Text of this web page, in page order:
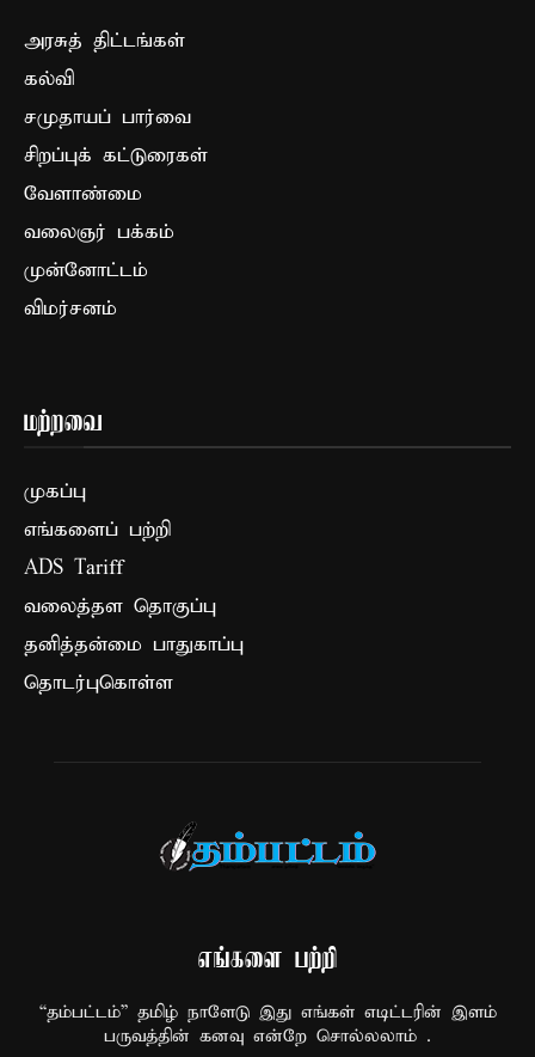
அரசுத் திட்டங்கள்
கல்வி
சமுதாயப் பார்வை
சிறப்புக் கட்டுரைகள்
வேளாண்மை
வலைஞர் பக்கம்
முன்னோட்டம்
விமர்சனம்
மற்றவை
முகப்பு
எங்களைப் பற்றி
ADS Tariff
வலைத்தள தொகுப்பு
தனித்தன்மை பாதுகாப்பு
தொடர்புகொள்ள
எங்களை பற்றி
“தம்பட்டம்” தமிழ் நாளேடு இது எங்கள் எடிட்டரின் இளம்
பருவத்தின் கனவு என்றே சொல்லலாம் .